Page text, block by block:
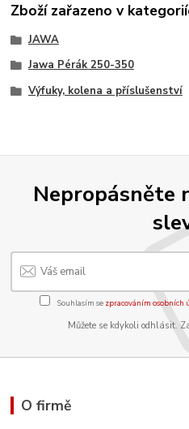
Zboží zařazeno v
JAWA
Jawa Pérák 250-350
Výfuky, kolena a příslušenství
Nepropásněte
Souhlasím se zpracováním osobních
Můžete se kdykoli odhlásit.
O firmě